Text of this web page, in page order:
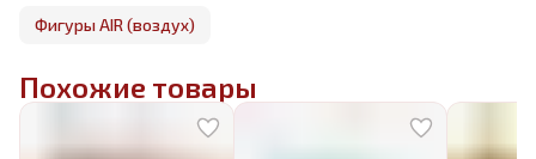
Фигуры AIR (воздух)
Похожие товары